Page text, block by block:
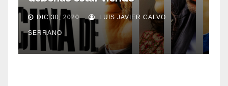
DIC 30, 2020 LUIS JAVIER CALVO
SERRANO